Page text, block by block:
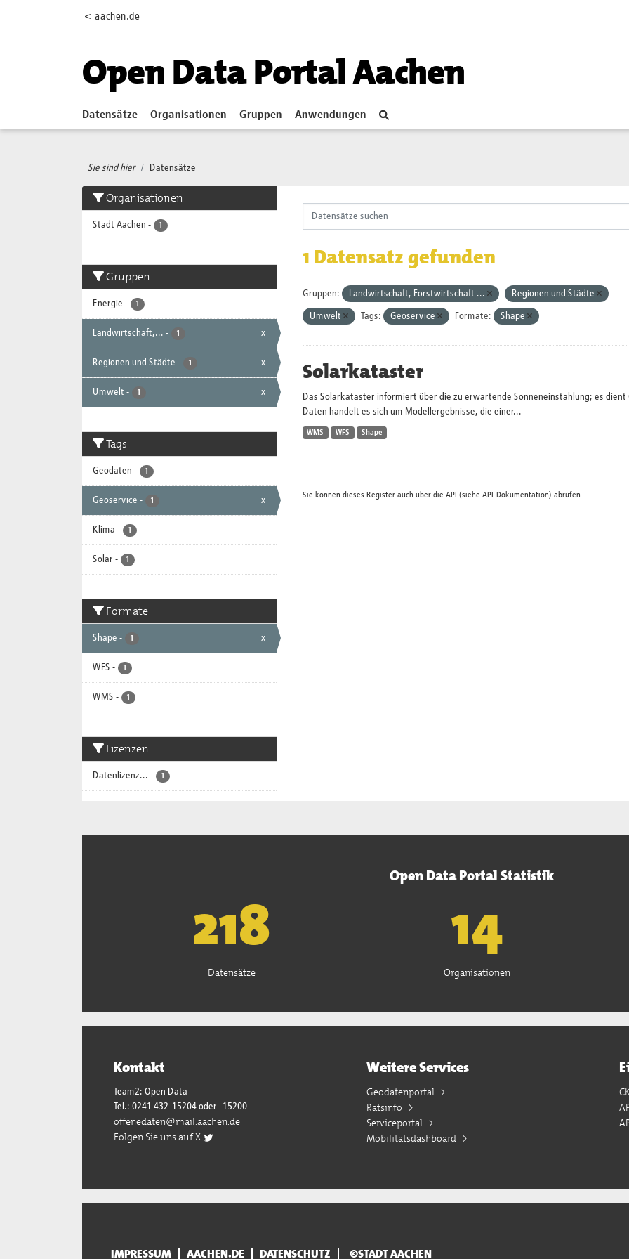
< aachen.de
Open Data Portal Aachen
Datensätze Organisationen Gruppen Anwendungen
Sie sind hier Datensätze
Organisationen
Stadt Aachen - 1
Gruppen
Energie - 1
Landwirtschaft,... - 1 x
Regionen und Städte - 1 x
Umwelt - 1 x
Tags
Geodaten - 1
Geoservice - 1 x
Klima - 1
Solar - 1
Formate
Shape - 1 x
WFS - 1
WMS - 1
Lizenzen
Datenlizenz... - 1
1 Datensatz gefunden
Gruppen: Landwirtschaft, Forstwirtschaft ... Regionen und Städte
Umwelt Tags: Geoservice Formate: Shape
Solarkataster
Das Solarkataster informiert über die zu erwartende Sonneneinstahlung; es
Daten handelt es sich um Modellergebnisse, die einer...
WMS WFS Shape
Sie können dieses Register auch über die API (siehe API-Dokumentation) abrufen.
Open Data Portal Statistik
221
Datensätze
15
Organisationen
Kontakt
Team2: Open Data
Tel.: 0241 432-15204 oder -15200
offenedaten@mail.aachen.de
Folgen Sie uns auf X
Weitere Services
Geodatenportal
Ratsinfo
Serviceportal
Mobilitätsdashboard
IMPRESSUM AACHEN.DE DATENSCHUTZ ©STADT AACHEN